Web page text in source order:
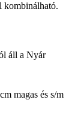
kombinálható.
áll a Nyár
magas és s/m